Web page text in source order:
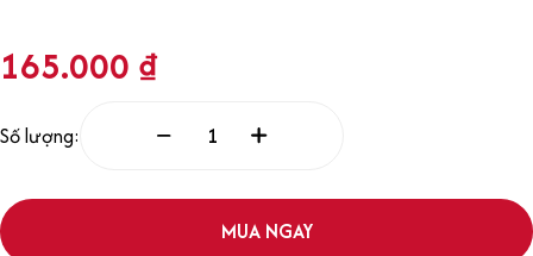
165.000 ₫
Số lượng:
MUA NGAY